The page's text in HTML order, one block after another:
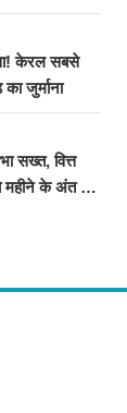
केरल सबसे
जुर्माना
सख्त, वित्त
महीने के अंत तक